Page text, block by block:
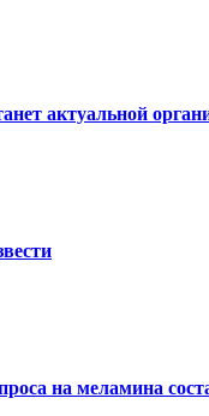
актуальной
на меламина